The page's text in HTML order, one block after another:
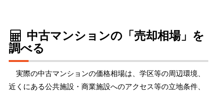
中古マンションの「売却相場」を
調べる
実際の中古マンションの価格相場は、学区等の周辺環境、
近くにある公共施設・商業施設へのアクセス等の立地条件、